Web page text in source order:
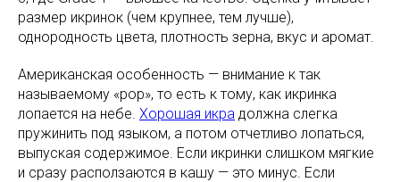
размер икринок (чем крупнее, тем лучше),
однородность цвета, плотность зерна, вкус и аромат.
Американская особенность — внимание к так
называемому «pop», то есть к тому, как икринка
лопается на небе. Хорошая икра должна слегка
пружинить под языком, а потом отчетливо лопаться,
выпуская содержимое. Если икринки слишком мягкие
и сразу расползаются в кашу — это минус. Если